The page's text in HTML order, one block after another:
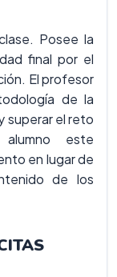
Posee la
final por el
El profesor
de la
superar el reto
este
en lugar de
de los